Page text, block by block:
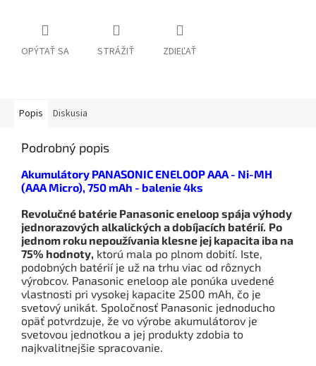
OPÝTAŤ SA STRÁŽIŤ ZDIEĽAŤ
Popis Diskusia
Podrobný popis
Akumulátory PANASONIC ENELOOP AAA - Ni-MH
(AAA Micro), 750 mAh - balenie 4ks
Revolučné batérie Panasonic eneloop spája výhody
jednorazových alkalických a dobíjacích batérií. Po
jednom roku nepoužívania klesne jej kapacita iba na
75% hodnoty, ktorú mala po plnom dobití. Iste,
podobných batérií je už na trhu viac od rôznych
výrobcov. Panasonic eneloop ale ponúka uvedené
vlastnosti pri vysokej kapacite 2500 mAh, čo je
svetový unikát. Spoločnosť Panasonic jednoducho
opäť potvrdzuje, že vo výrobe akumulátorov je
svetovou jednotkou a jej produkty zdobia to
najkvalitnejšie spracovanie.